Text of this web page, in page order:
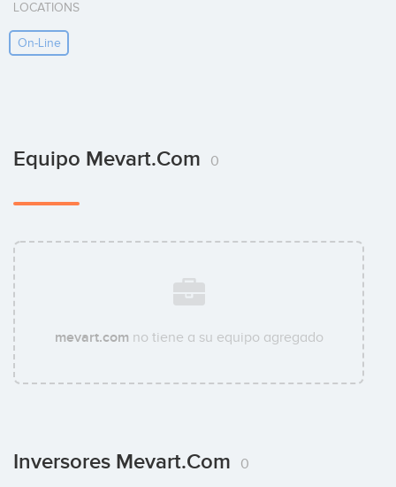
LOCATIONS
On-Line
Equipo Mevart.com 0
mevart.com no tiene a su equipo agregado
Inversores Mevart.com 0